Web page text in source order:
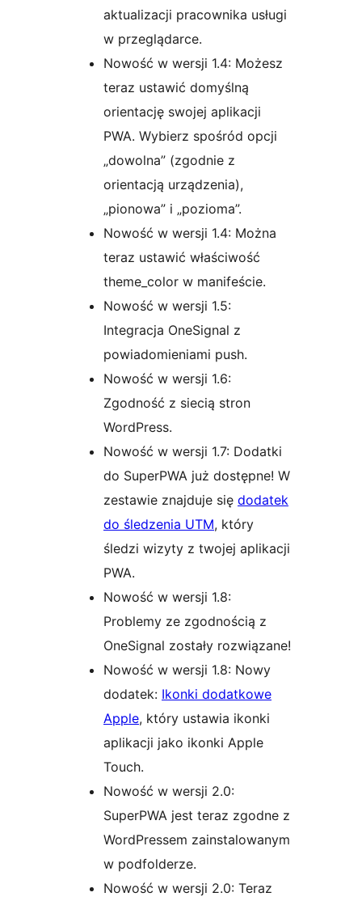
aktualizacji pracownika usługi
w przeglądarce.
Nowość w wersji 1.4: Możesz
teraz ustawić domyślną
orientację swojej aplikacji
PWA. Wybierz spośród opcji
„dowolna” (zgodnie z
orientacją urządzenia),
„pionowa” i „pozioma”.
Nowość w wersji 1.4: Można
teraz ustawić właściwość
theme_color w manifeście.
Nowość w wersji 1.5:
Integracja OneSignal z
powiadomieniami push.
Nowość w wersji 1.6:
Zgodność z siecią stron
WordPress.
Nowość w wersji 1.7: Dodatki
do SuperPWA już dostępne! W
zestawie znajduje się dodatek
do śledzenia UTM, który
śledzi wizyty z twojej aplikacji
PWA.
Nowość w wersji 1.8:
Problemy ze zgodnością z
OneSignal zostały rozwiązane!
Nowość w wersji 1.8: Nowy
dodatek: Ikonki dodatkowe
Apple, który ustawia ikonki
aplikacji jako ikonki Apple
Touch.
Nowość w wersji 2.0:
SuperPWA jest teraz zgodne z
WordPressem zainstalowanym
w podfolderze.
Nowość w wersji 2.0: Teraz